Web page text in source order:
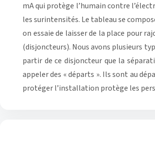
mA qui protège l’humain contre
les surintensités. Le tableau se
on essaie de laisser de la place pour
(disjoncteurs). Nous avons plusieurs
partir de ce disjoncteur que la
appeler des « départs ». Ils sont au
protéger l’installation protège les